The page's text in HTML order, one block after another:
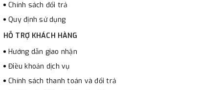
Chính sách đổi trả
Quy định sử dụng
HỖ TRỢ KHÁCH HÀNG
Hướng dẫn giao nhận
Điều khoản dịch vụ
Chính sách thanh toán và đổi trả